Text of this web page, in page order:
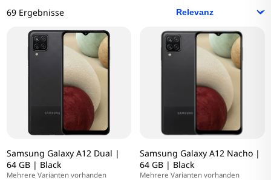
69 Ergebnisse
Samsung Galaxy A12 Dual |
64 GB | Black
Mehrere Varianten vorhanden
Samsung Galaxy A12 Nacho |
64 GB | Black
Mehrere Varianten vorhanden